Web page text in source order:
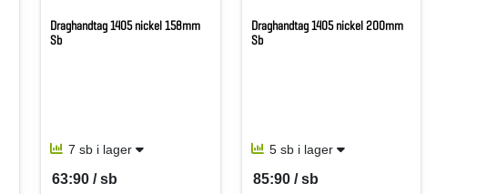
Draghandtag 1405 nickel 158mm
Sb
7 sb i lager
63:90 / sb
SEK per SB
Draghandtag 1405 nickel 200mm
Sb
5 sb i lager
85:90 / sb
SEK per SB